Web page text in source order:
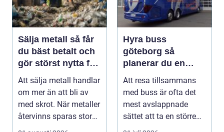
Sälja metall så får
du bäst betalt och
gör störst nytta för
miljön
Att sälja metall handlar
om mer än att bli av
med skrot. När metaller
återvinns sparas stora
mängder...
Hyra buss
göteborg så
planerar du en
trygg och smidig
gruppresa
Att resa tillsammans
med buss är ofta det
mest avslappnade
sättet att ta en större
grupp från punkt ...